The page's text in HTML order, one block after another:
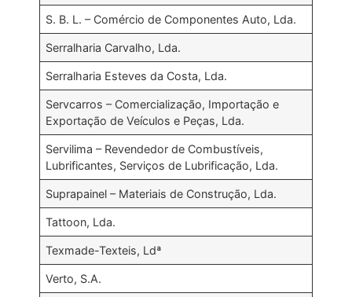
S. B. L. – Comércio de Componentes Auto, Lda.
Serralharia Carvalho, Lda.
Serralharia Esteves da Costa, Lda.
Servcarros – Comercialização, Importação e
Exportação de Veículos e Peças, Lda.
Servilima – Revendedor de Combustíveis,
Lubrificantes, Serviços de Lubrificação, Lda.
Suprapainel – Materiais de Construção, Lda.
Tattoon, Lda.
Texmade-Texteis, Ldª
Verto, S.A.